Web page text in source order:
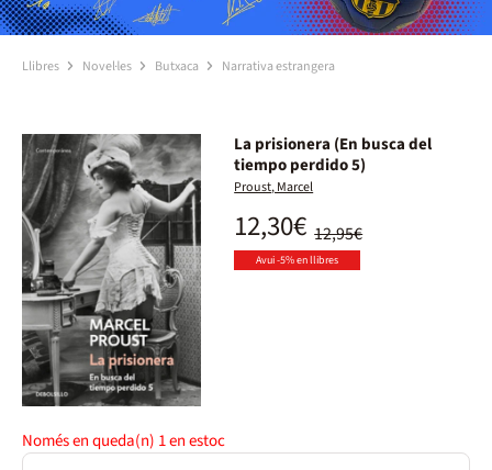
Llibres Novel·les Butxaca Narrativa estrangera
La prisionera (En busca del
tiempo perdido 5)
Proust, Marcel
12,95€
12,30€
Avui -5% en llibres
Només en queda(n) 1en estoc